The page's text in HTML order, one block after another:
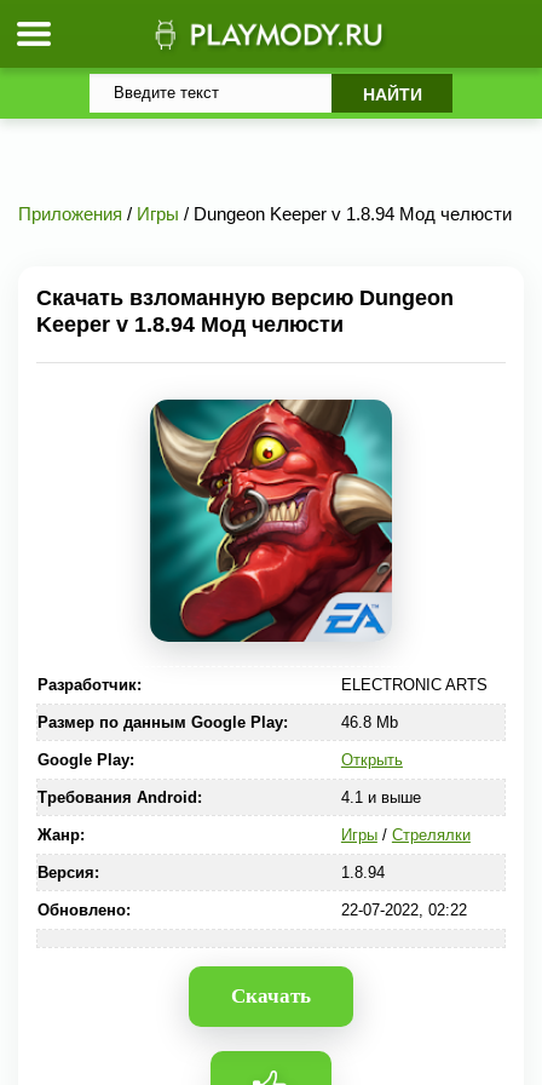
Приложения / Игры / Dungeon Keeper v 1.8.94 Мод челюсти
Скачать взломанную версию Dungeon
Keeper v 1.8.94 Мод челюсти
Разработчик: ELECTRONIC ARTS
Размер по данным Google Play: 46.8 Mb
Google Play: Открыть
Требования Android: 4.1 и выше
Жанр: Игры/ Стрелялки
Версия: 1.8.94
Обновлено: 22-07-2022, 02:22
Скачать